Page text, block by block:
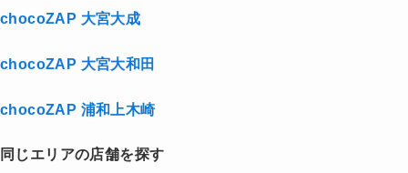
chocoZAP 大宮大成
chocoZAP 大宮大和田
chocoZAP 浦和上木崎
同じエリアの店舗を探す